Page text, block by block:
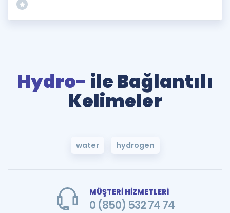
Hydro- ile Bağlantılı
Kelimeler
water hydrogen
MÜŞTERİ HİZMETLERİ
0 (850) 532 74 74